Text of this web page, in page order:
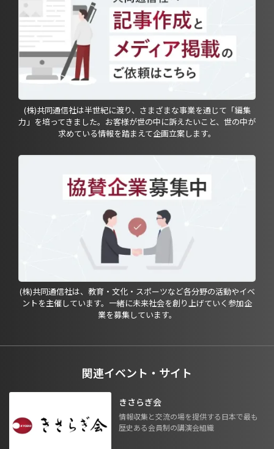
(株)共同通信社は半世紀に渡り、さまざまな事業を通じて「編集
力」を培ってきました。お客様が世の中に訴えたいこと、世の中が
求めている情報を踏まえて企画立案します。
(株)共同通信社は、教育・文化・スポーツなど各分野の活動やイベ
ントを主催しています。一緒に未来社会を創り上げていく参加企
業を募集しています。
関連イベント・サイト
きさらぎ会
情報収集と交流の場を提供する日本で最も
歴史ある会員制の講演会組織